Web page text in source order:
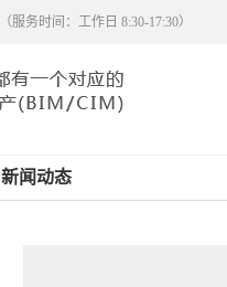
（服务时间：工作日 8:30-17:30）
新闻动态